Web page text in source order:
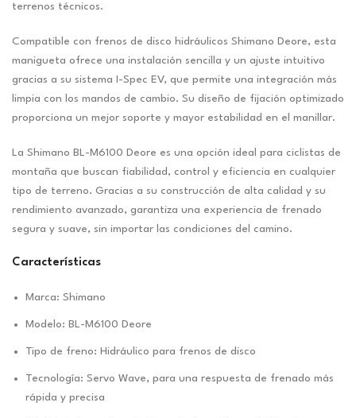
terrenos técnicos.
Compatible con frenos de disco hidráulicos Shimano Deore, esta
manigueta ofrece una instalación sencilla y un ajuste intuitivo
gracias a su sistema I-Spec EV, que permite una integración más
limpia con los mandos de cambio. Su diseño de fijación optimizado
proporciona un mejor soporte y mayor estabilidad en el manillar.
La Shimano BL-M6100 Deore es una opción ideal para ciclistas de
montaña que buscan fiabilidad, control y eficiencia en cualquier
tipo de terreno. Gracias a su construcción de alta calidad y su
rendimiento avanzado, garantiza una experiencia de frenado
segura y suave, sin importar las condiciones del camino.
Características
Marca: Shimano
Modelo: BL-M6100 Deore
Tipo de freno: Hidráulico para frenos de disco
Tecnología: Servo Wave, para una respuesta de frenado más
rápida y precisa